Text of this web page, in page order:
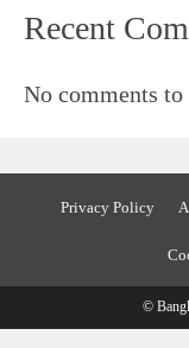
Recent
No comments
Privacy Policy
©